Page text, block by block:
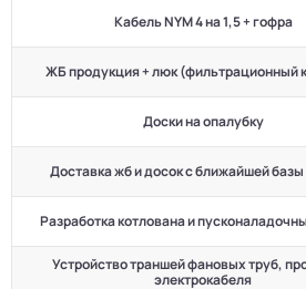
Кабель NYM 4 на 1,5 + гофра
ЖБ продукция + люк (фильтрационный
Доски на опалубку
Доставка жб и досок с ближайшей
Разработка котлована и
Устройство траншей фановых труб,
электрокабеля